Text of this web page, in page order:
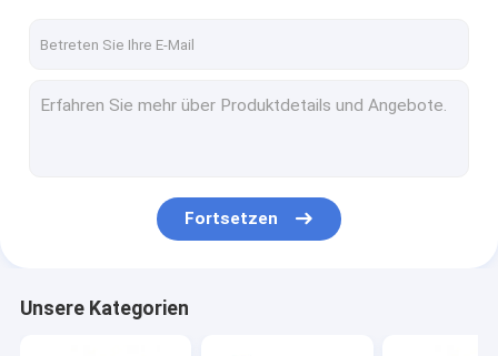
Fortsetzen
Unsere Kategorien